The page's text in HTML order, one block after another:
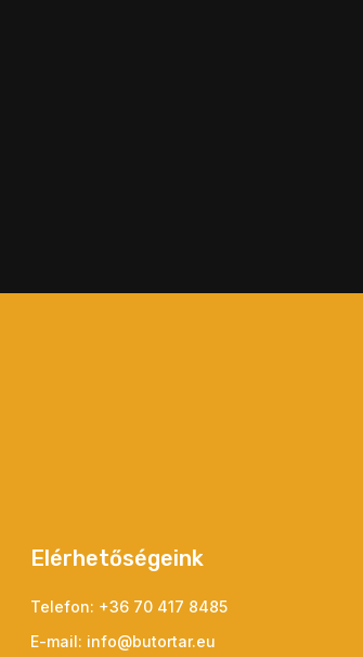
Elérhetőségeink
Telefon: +36 70 417 8485
E-mail: info@butortar.eu